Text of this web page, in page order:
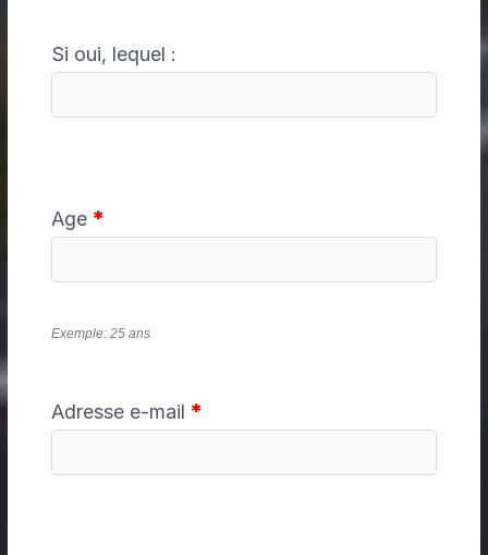
Si oui, lequel :
Age *
Exemple: 25 ans
Adresse e-mail *